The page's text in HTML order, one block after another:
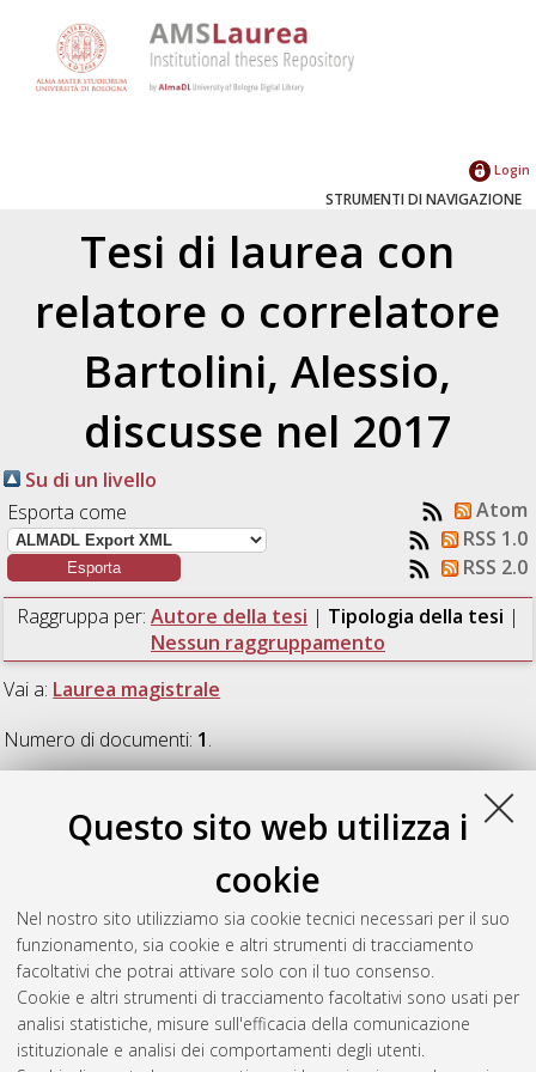
Questo sito web utilizza i
cookie
Nel nostro sito utilizziamo sia cookie tecnici necessari per il suo
funzionamento, sia cookie e altri strumenti di tracciamento
facoltativi che potrai attivare solo con il tuo consenso.
Cookie e altri strumenti di tracciamento facoltativi sono usati per
analisi statistiche, misure sull'efficacia della comunicazione
istituzionale e analisi dei comportamenti degli utenti.
Login
STRUMENTI DI NAVIGAZIONE
Tesi di laurea con
relatore o correlatore
Bartolini, Alessio,
discusse nel 2017
Su di un livello
Esporta come
Atom
RSS 1.0
RSS 2.0
Raggruppa per: Autore della tesi | Tipologia della tesi |
Nessun raggruppamento
Vai a: Laurea magistrale
Numero di documenti: 1.
Laurea magistrale
Il Palazzo dell'Abate a San Giovanni in
un museo delle partecipanze agrarie bolognesi.[Laurea
magistrale], Università di Bologna, Corso di Studio in
Ingegneria edile - architettura [LM-DM270], Documento full-
text non disponibile